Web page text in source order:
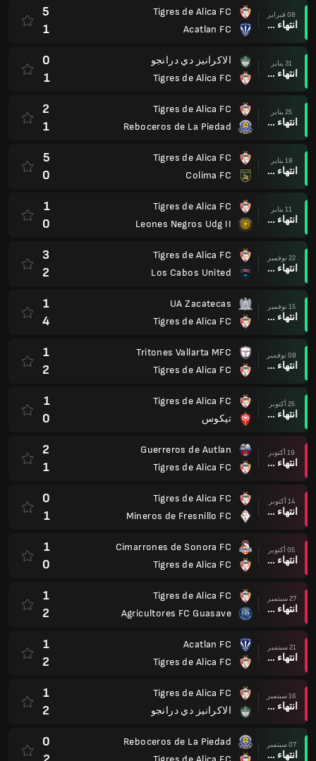
08 فبراير
انتهاء وقت المباراة
Tigres de Alica FC
Acatlan FC
5
1
31 يناير
انتهاء وقت المباراة
الاكرانيز دي درانجو
Tigres de Alica FC
0
1
25 يناير
انتهاء وقت المباراة
Tigres de Alica FC
Reboceros de La Piedad
2
1
18 يناير
انتهاء وقت المباراة
Tigres de Alica FC
Colima FC
5
0
11 يناير
انتهاء وقت المباراة
Tigres de Alica FC
Leones Negros Udg II
1
0
22 نوفمبر
انتهاء وقت المباراة
Tigres de Alica FC
Los Cabos United
3
2
15 نوفمبر
انتهاء وقت المباراة
UA Zacatecas
Tigres de Alica FC
1
4
08 نوفمبر
انتهاء وقت المباراة
Tritones Vallarta MFC
Tigres de Alica FC
1
2
25 أكتوبر
انتهاء وقت المباراة
Tigres de Alica FC
تيكوس
1
0
19 أكتوبر
انتهاء وقت المباراة
Guerreros de Autlan
Tigres de Alica FC
2
1
14 أكتوبر
انتهاء وقت المباراة
Tigres de Alica FC
Mineros de Fresnillo FC
0
1
05 أكتوبر
انتهاء وقت المباراة
Cimarrones de Sonora FC
Tigres de Alica FC
1
0
27 سبتمبر
انتهاء وقت المباراة
Tigres de Alica FC
Agricultores FC Guasave
1
2
21 سبتمبر
انتهاء وقت المباراة
Acatlan FC
Tigres de Alica FC
1
2
16 سبتمبر
انتهاء وقت المباراة
Tigres de Alica FC
الاكرانيز دي درانجو
1
2
07 سبتمبر
انتهاء وقت المباراة
Reboceros de La Piedad
0